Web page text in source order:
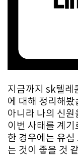
지금까지 sk텔레
에 대해 정리해
아니라 나의 신원
이번 사태를 계
한 경우에는 유
는 것이 좋을 것